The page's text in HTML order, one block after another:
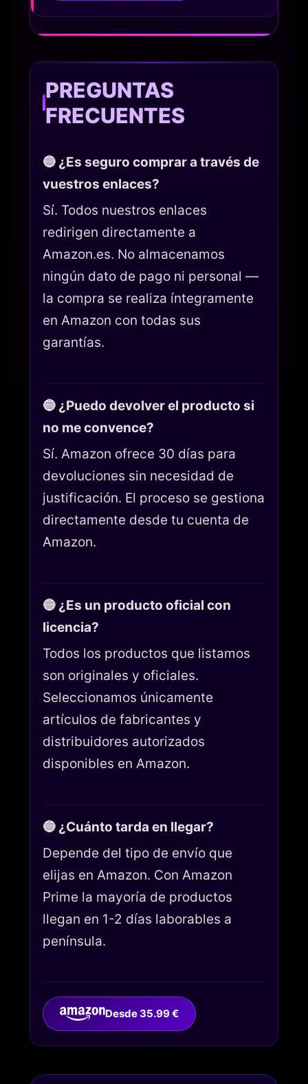
PREGUNTAS
FRECUENTES
🔵 ¿Es seguro comprar a través de
vuestros enlaces?
Sí. Todos nuestros enlaces
redirigen directamente a
Amazon.es. No almacenamos
ningún dato de pago ni personal —
la compra se realiza íntegramente
en Amazon con todas sus
garantías.
🔵 ¿Puedo devolver el producto si
no me convence?
Sí. Amazon ofrece 30 días para
devoluciones sin necesidad de
justificación. El proceso se gestiona
directamente desde tu cuenta de
Amazon.
🔵 ¿Es un producto oficial con
licencia?
Todos los productos que listamos
son originales y oficiales.
Seleccionamos únicamente
artículos de fabricantes y
distribuidores autorizados
disponibles en Amazon.
🔵 ¿Cuánto tarda en llegar?
Depende del tipo de envío que
elijas en Amazon. Con Amazon
Prime la mayoría de productos
llegan en 1-2 días laborables a
península.
Desde 35.99 €